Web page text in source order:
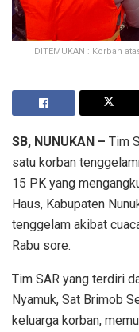
DITEMUKAN : Korban
SB, NUNUKAN – Tim
satu korban
15 PK yang
Haus, Kabupaten
tenggelam akibat
Rabu sore.
Tim SAR yang terdiri
Nyamuk, Sat Brimob
keluarga korban,